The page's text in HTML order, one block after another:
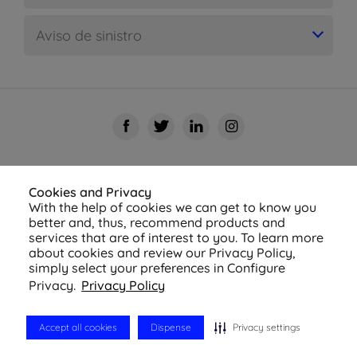
Cookies and Privacy
With the help of cookies we can get to know you
better and, thus, recommend products and
services that are of interest to you. To learn more
about cookies and review our Privacy Policy,
simply select your preferences in Configure
Privacy. Privacy Policy
Accept all cookies Dispense Privacy settings
Aviso de sinistro
© 2026 Azul Seguros - Todos os direitos reservados
Política de Privacidade